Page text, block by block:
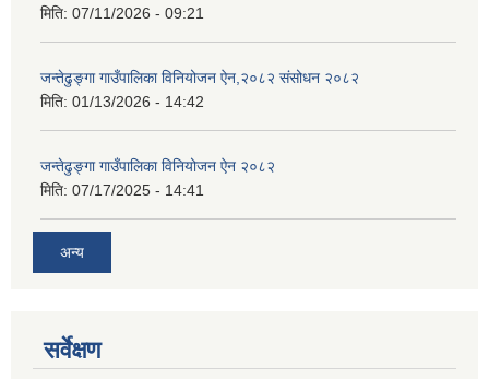
मिति: 07/11/2026 - 09:21
जन्तेढुङ्गा गाउँपालिका विनियोजन ऐन,२०८२ संसोधन २०८२
मिति: 01/13/2026 - 14:42
जन्तेढुङ्गा गाउँपालिका विनियोजन ऐन २०८२
मिति: 07/17/2025 - 14:41
अन्य
सर्वेक्षण